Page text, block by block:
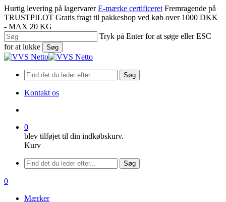
Spring
til
hovedindhold
Hurtig levering på lagervarer E-mærke certificeret Fremragende på
TRUSTPILOT Gratis fragt til pakkeshop ved køb over 1000 DKK
- MAX 20 KG
Tryk på Enter for at søge eller ESC
for at lukke
Søg
Luk
Søg
Kontakt os
0
blev tilføjet til din indkøbskurv.
Kurv
Menu
Søg
søge
0
Mærker